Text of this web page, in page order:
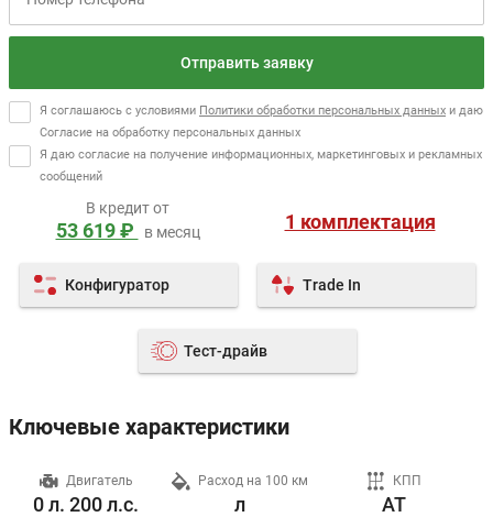
Отправить заявку
Я соглашаюсь с условиями Политики обработки персональных данных и даю
Согласие на обработку персональных данных
Я даю согласие на получение информационных, маркетинговых и рекламных
сообщений
1 комплектация
Конфигуратор Trade In
Тест-драйв
В кредит от
53 619 ₽ в месяц
Ключевые характеристики
Двигатель
0 л. 200 л.с.
Расход на 100 км
л
КПП
AT